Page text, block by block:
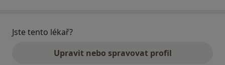
Jste tento lékař?
Upravit nebo spravovat profil